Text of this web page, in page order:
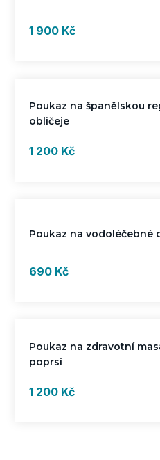
1 900 Kčs DPH
Poukaz na španělskou
obličeje
1 200 Kčs DPH
Poukaz na vodoléčebné
690 Kčs DPH
Poukaz na zdravotní
poprsí
1 200 Kčs DPH